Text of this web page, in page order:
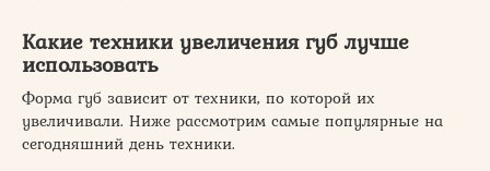
Какие техники увеличения губ лучше
использовать
Форма губ зависит от техники, по которой их
увеличивали. Ниже рассмотрим самые популярные на
сегодняшний день техники.